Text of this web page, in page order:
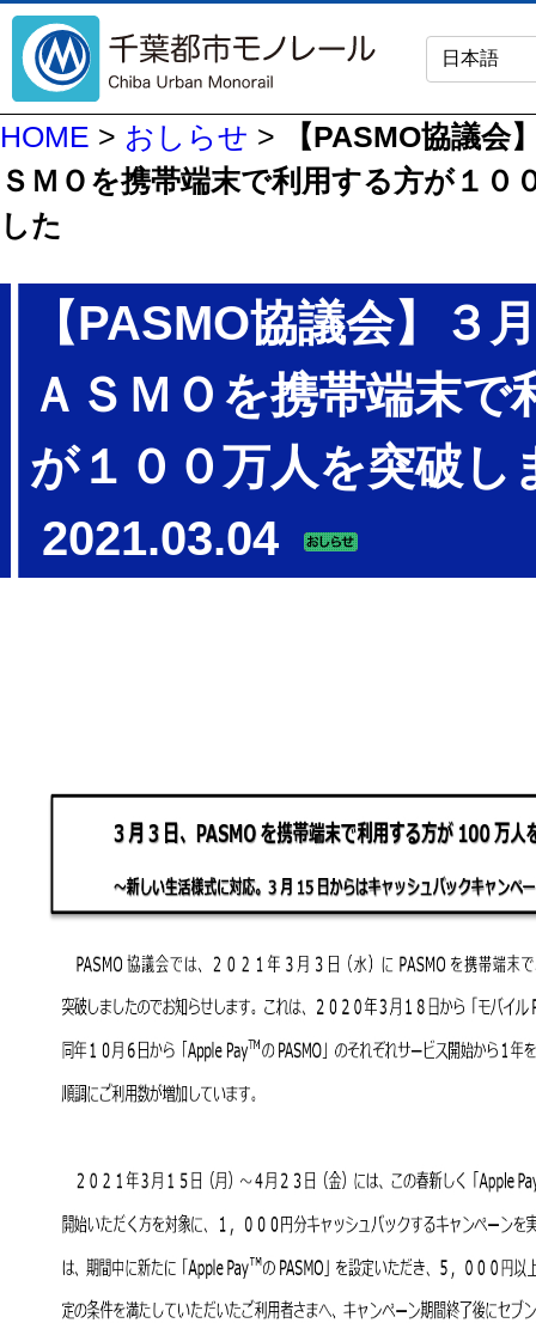
HOME > おしらせ >
【PASMO協議会
ＳＭＯを携帯端末で利用する方が１０
した
【PASMO協議会】３
ＡＳＭＯを携帯端末で
が１００万人を突破し
2021.03.04